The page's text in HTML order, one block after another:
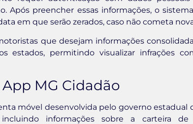
Após preencher essas informações, o
em que serão zerados, caso não cometa
que desejam informações
estados, permitindo visualizar infrações
MG Cidadão
móvel desenvolvida pelo governo estadual
informações sobre a carteira de